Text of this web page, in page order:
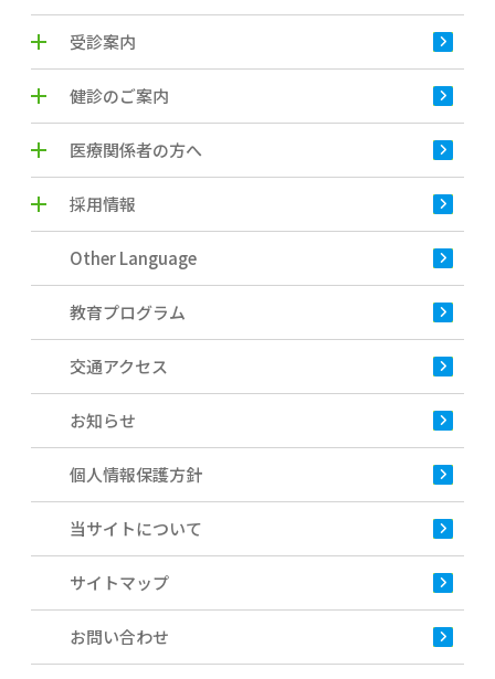
受診案内
健診のご案内
医療関係者の方へ
採用情報
Other Language
教育プログラム
交通アクセス
お知らせ
個人情報保護方針
当サイトについて
サイトマップ
お問い合わせ